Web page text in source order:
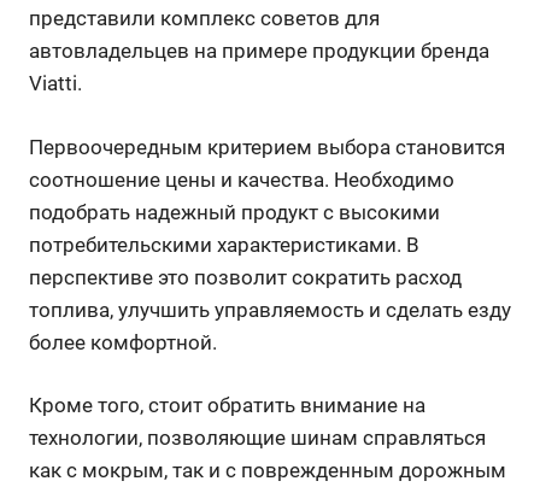
представили комплекс советов для
автовладельцев на примере продукции бренда
Viatti.
Первоочередным критерием выбора становится
соотношение цены и качества. Необходимо
подобрать надежный продукт с высокими
потребительскими характеристиками. В
перспективе это позволит сократить расход
топлива, улучшить управляемость и сделать езду
более комфортной.
Кроме того, стоит обратить внимание на
технологии, позволяющие шинам справляться
как с мокрым, так и с поврежденным дорожным